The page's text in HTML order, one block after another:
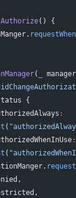
() {
(
{
:
(
:
(